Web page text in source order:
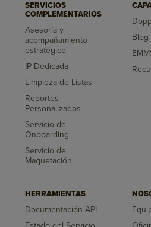
SERVICIOS
COMPLEMENTARIOS
Asesoría y
acompañamiento
estratégico
IP Dedicada
Limpieza de Listas
Reportes
Personalizados
Servicio de
Onboarding
Servicio de
Maquetación
Blog
HERRAMIENTAS
Documentación API